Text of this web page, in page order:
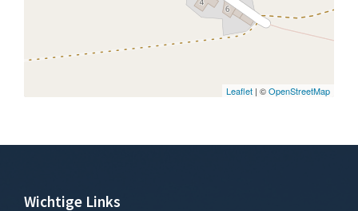
Leaflet | ©OpenStreetMap
Wichtige Links